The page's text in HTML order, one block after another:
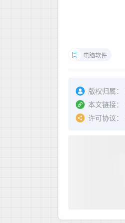
电脑软件
版权归属：
本文链接：
许可协议：